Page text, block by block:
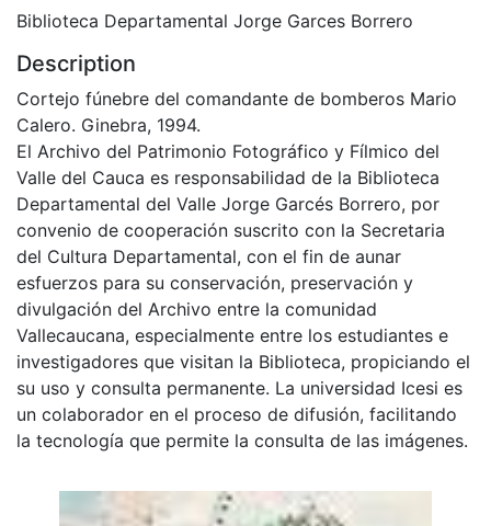
Biblioteca Departamental Jorge Garces Borrero
Description
Cortejo fúnebre del comandante de bomberos Mario
Calero. Ginebra, 1994.
El Archivo del Patrimonio Fotográfico y Fílmico del
Valle del Cauca es responsabilidad de la Biblioteca
Departamental del Valle Jorge Garcés Borrero, por
convenio de cooperación suscrito con la Secretaria
del Cultura Departamental, con el fin de aunar
esfuerzos para su conservación, preservación y
divulgación del Archivo entre la comunidad
Vallecaucana, especialmente entre los estudiantes e
investigadores que visitan la Biblioteca, propiciando el
su uso y consulta permanente. La universidad Icesi es
un colaborador en el proceso de difusión, facilitando
la tecnología que permite la consulta de las imágenes.